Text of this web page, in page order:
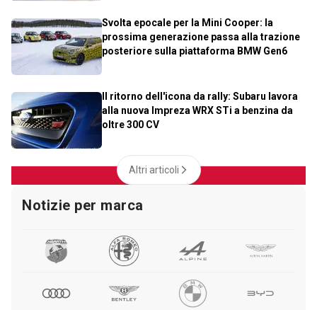
Svolta epocale per la Mini Cooper: la
prossima generazione passa alla trazione
posteriore sulla piattaforma BMW Gen6
Il ritorno dell'icona da rally: Subaru lavora
alla nuova Impreza WRX STi a benzina da
oltre 300 CV
Altri articoli
Notizie per marca